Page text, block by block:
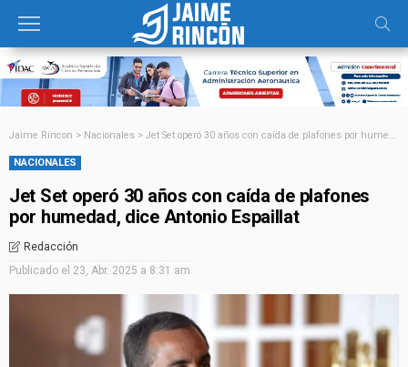
Jaime Rincon > Nacionales > Jet Set operó 30 años con caída de plafones por humedad, dice Antonio Espaillat
NACIONALES
Jet Set operó 30 años con caída de plafones
por humedad, dice Antonio Espaillat
Redacción
Publicado el 23, Abr. 2025 a 8:31 am